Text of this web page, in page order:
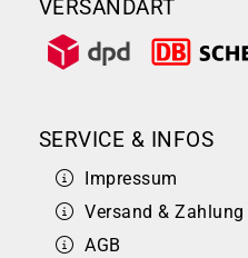
VERSANDART
SERVICE & INFOS
Impressum
Versand & Zahlung
AGB